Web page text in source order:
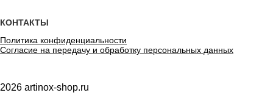
КОНТАКТЫ
Политика конфиденциальности
Согласие на передачу и обработку персональных данных
2026 artinox-shop.ru